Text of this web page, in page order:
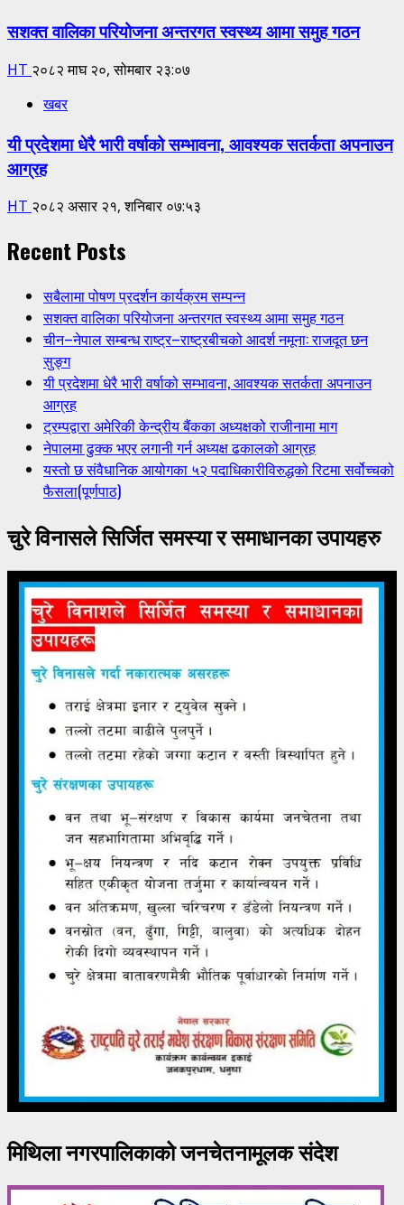
सशक्त वालिका परियोजना अन्तरगत स्वस्थ्य आमा समुह गठन
HT २०८२ माघ २०, सोमबार २३:०७
खबर
यी प्रदेशमा धेरै भारी वर्षाको सम्भावना, आवश्यक सतर्कता अपनाउन
आग्रह
HT २०८२ असार २१, शनिबार ०७:५३
Recent Posts
सबैलामा पोषण प्रदर्शन कार्यक्रम सम्पन्न
सशक्त वालिका परियोजना अन्तरगत स्वस्थ्य आमा समुह गठन
चीन–नेपाल सम्बन्ध राष्ट्र–राष्ट्रबीचको आदर्श नमूना: राजदूत छन
सुङ्ग
यी प्रदेशमा धेरै भारी वर्षाको सम्भावना, आवश्यक सतर्कता अपनाउन
आग्रह
ट्रम्पद्वारा अमेरिकी केन्द्रीय बैंकका अध्यक्षको राजीनामा माग
नेपालमा ढुक्क भएर लगानी गर्न अध्यक्ष ढकालको आग्रह
यस्तो छ संवैधानिक आयोगका ५२ पदाधिकारीविरुद्धको रिटमा सर्वोच्चको
फैसला(पूर्णपाठ)
चुरे विनासले सिर्जित समस्या र समाधानका उपायहरु
मिथिला नगरपालिकाको जनचेतनामूलक संदेश